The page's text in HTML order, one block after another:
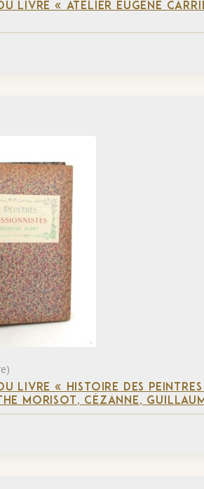
LIVRE « ATELIER EUGÈNE
LIVRE « HISTOIRE DES
MORISOT, CÉZANNE,